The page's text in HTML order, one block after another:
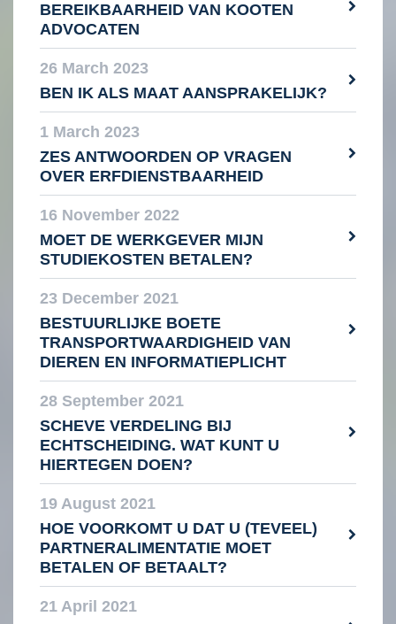
BEREIKBAARHEID VAN KOOTEN
ADVOCATEN
26 March 2023
BEN IK ALS MAAT AANSPRAKELIJK?
1 March 2023
ZES ANTWOORDEN OP VRAGEN
OVER ERFDIENSTBAARHEID
16 November 2022
MOET DE WERKGEVER MIJN
STUDIEKOSTEN BETALEN?
23 December 2021
BESTUURLIJKE BOETE
TRANSPORTWAARDIGHEID VAN
DIEREN EN INFORMATIEPLICHT
28 September 2021
SCHEVE VERDELING BIJ
ECHTSCHEIDING. WAT KUNT U
HIERTEGEN DOEN?
19 August 2021
HOE VOORKOMT U DAT U (TEVEEL)
PARTNERALIMENTATIE MOET
BETALEN OF BETAALT?
21 April 2021